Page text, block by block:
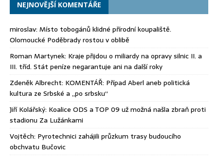
NEJNOVĚJŠÍ KOMENTÁŘE
miroslav: Místo tobogánů klidné přírodní koupaliště.
Olomoucké Poděbrady rostou v oblibě
Roman Martynek: Kraje přijdou o miliardy na opravy silnic II. a
III. tříd. Stát peníze negarantuje ani na další roky
Zdeněk Albrecht: KOMENTÁŘ: Případ Aberl aneb politická
kultura ze Srbské a „po srbsku“
Jiří Kolářský: Koalice ODS a TOP 09 už možná našla zbraň proti
stadionu Za Lužánkami
Vojtěch: Pyrotechnici zahájili průzkum trasy budoucího
obchvatu Bučovic